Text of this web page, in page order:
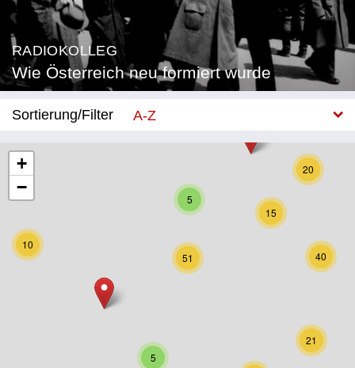
RADIOKOLLEG
Wie Österreich neu formiert wurde
Sortierung/Filter
A-Z
Bundesland
Burgenland
Kärnten
Salzburg
15
40
5
20
51
21
5
10
+
−